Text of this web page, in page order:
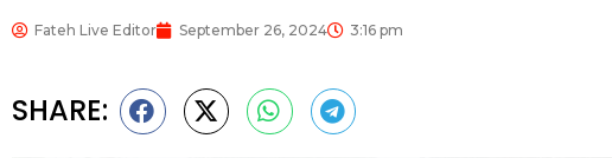
Fateh Live Editor September 26, 2024 3:16 pm
SHARE: